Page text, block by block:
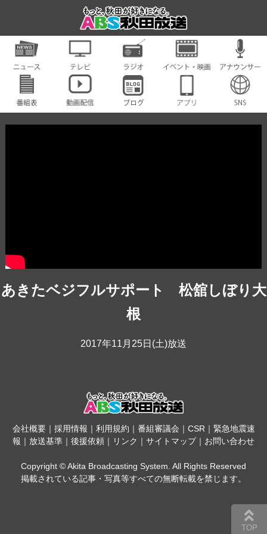
あきたベジフルサポート 松舘しぼり大
根
2017年11月25日(土)放送
会社概要｜ 採用情報 ｜ 利用規約 ｜ 番組審議会 ｜ CSR ｜ 緊急地震速
報 ｜ 放送基準 ｜ 後援依頼 ｜ リンク ｜ サイトマップ｜ お問い合わせ
Copyright © Akita Broadcasting System. All Rights Reserved
掲載されている記事・写真等すべての無断転載を禁じます。